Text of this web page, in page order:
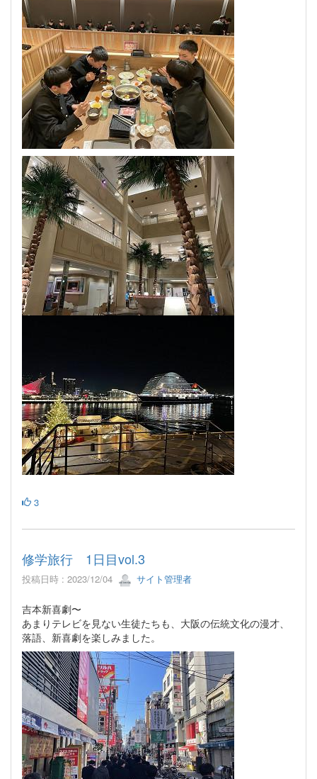
3
修学旅行 1日目vol.3
投稿日時 : 2023/12/04 サイト管理者
吉本新喜劇〜
あまりテレビを見ない生徒たちも、大阪の伝統文化の漫才、
落語、新喜劇を楽しみました。